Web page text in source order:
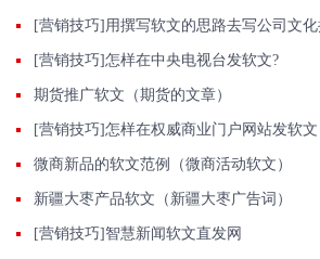
[营销技巧]怎样在中央电视台发软文?
期货推广软文（期货的文章）
[营销技巧]怎样在权威商业门户网站发软文
微商新品的软文范例（微商活动软文）
新疆大枣产品软文（新疆大枣广告词）
[营销技巧]智慧新闻软文直发网